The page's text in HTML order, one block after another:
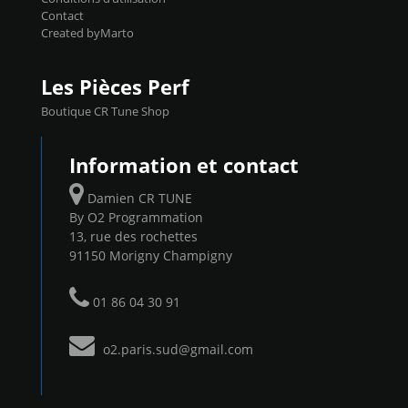
Contact
Created byMarto
Les Pièces Perf
Boutique CR Tune Shop
Information et contact
Damien CR TUNE
By O2 Programmation
13, rue des rochettes
91150 Morigny Champigny
01 86 04 30 91
o2.paris.sud@gmail.com